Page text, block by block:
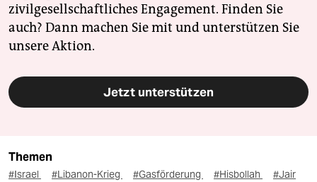
zivilgesellschaftliches Engagement. Finden Sie
auch? Dann machen Sie mit und unterstützen Sie
unsere Aktion.
Jetzt unterstützen
Themen
#Israel #Libanon-Krieg #Gasförderung #Hisbollah
#Jair